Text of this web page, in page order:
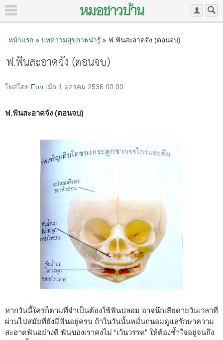
หน้าแรก» บทความสุขภาพน่ารู้» ฟ.ฟันสะอาดจัง (ตอนจบ)
ฟ.ฟันสะอาดจัง (ตอนจบ)
โพสโดย Fon เมื่อ 1 ตุลาคม 2536 00:00
ฟ.ฟันสะอาดจัง (ตอนจบ)
หากวันนี้ใครก็ตามที่จำเป็นต้องใช้ฟันปลอม อาจนึกเสียดายวันเวลาที่
ผ่านไปสมัยที่ยังมีฟันอยู่ครบ ถ้าในวันนั้นหมั่นถนอมดูแลรักษาความ
สะอาดฟันอย่างดี ฟันของเราคงไม่ “เว้นวรรค” ให้ต้องช้ำใจอยู่จนถึง